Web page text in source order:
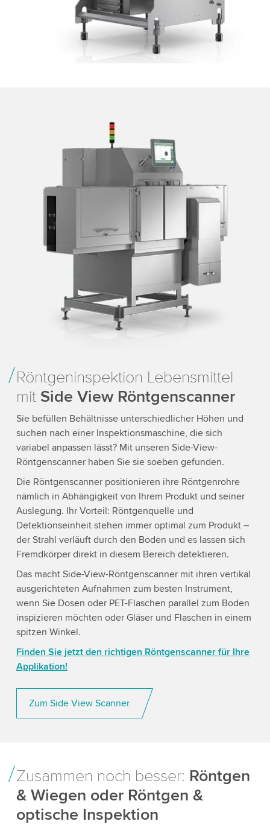
Röntgeninspektion Lebensmittel
mit Side View Röntgenscanner
Sie befüllen Behältnisse unterschiedlicher Höhen und
suchen nach einer Inspektionsmaschine, die sich
variabel anpassen lässt? Mit unseren Side-View-
Röntgenscanner haben Sie sie soeben gefunden.
Die Röntgenscanner positionieren ihre Röntgenrohre
nämlich in Abhängigkeit von Ihrem Produkt und seiner
Auslegung. Ihr Vorteil: Röntgenquelle und
Detektionseinheit stehen immer optimal zum Produkt –
der Strahl verläuft durch den Boden und es lassen sich
Fremdkörper direkt in diesem Bereich detektieren.
Das macht Side-View-Röntgenscanner mit ihren vertikal
ausgerichteten Aufnahmen zum besten Instrument,
wenn Sie Dosen oder PET-Flaschen parallel zum Boden
inspizieren möchten oder Gläser und Flaschen in einem
spitzen Winkel.
Finden Sie jetzt den richtigen Röntgenscanner für Ihre
Applikation!
Zum Side View Scanner
Zusammen noch besser: Röntgen
& Wiegen oder Röntgen &
optische Inspektion